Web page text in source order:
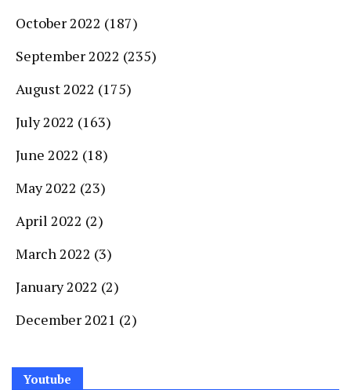
October 2022 (187)
September 2022 (235)
August 2022 (175)
July 2022 (163)
June 2022 (18)
May 2022 (23)
April 2022 (2)
March 2022 (3)
January 2022 (2)
December 2021 (2)
Youtube